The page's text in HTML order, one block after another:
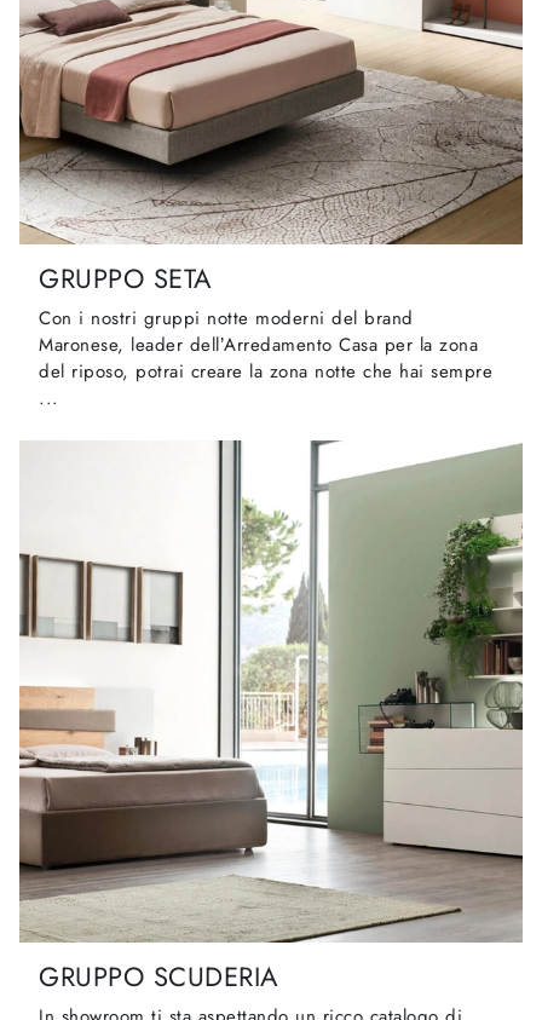
GRUPPO SETA
Con i nostri gruppi notte moderni del brand
Maronese, leader dell’Arredamento Casa per la zona
del riposo, potrai creare la zona notte che hai sempre
...
GRUPPO SCUDERIA